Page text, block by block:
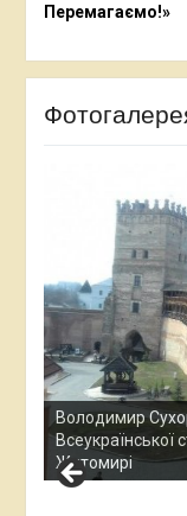
Перемагаємо!»
Остап Кардаш -
Всеукраїнської
Житомирі